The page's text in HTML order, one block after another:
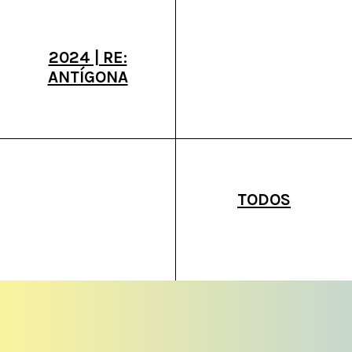
2024 | RE:
ANTÍGONA
TODOS